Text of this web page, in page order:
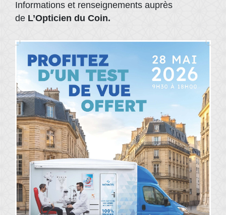
Informations et renseignements auprès
de L’Opticien du Coin.